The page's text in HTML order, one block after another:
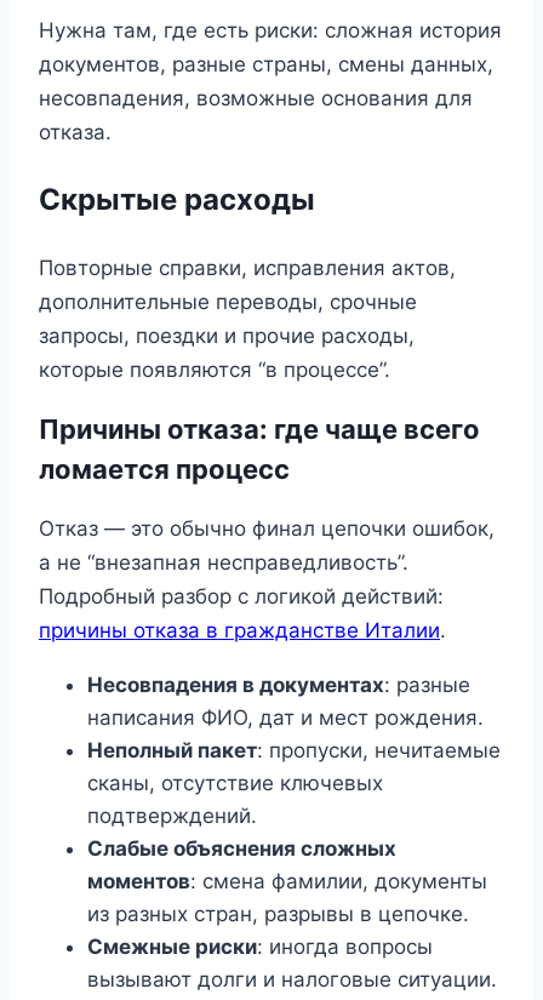
Нужна там, где есть риски: сложная история
документов, разные страны, смены данных,
несовпадения, возможные основания для
отказа.
Скрытые расходы
Повторные справки, исправления актов,
дополнительные переводы, срочные
запросы, поездки и прочие расходы,
которые появляются “в процессе”.
Причины отказа: где чаще всего
ломается процесс
Отказ — это обычно финал цепочки ошибок,
а не “внезапная несправедливость”.
Подробный разбор с логикой действий:
причины отказа в гражданстве Италии.
Несовпадения в документах: разные
написания ФИО, дат и мест рождения.
Неполный пакет: пропуски, нечитаемые
сканы, отсутствие ключевых
подтверждений.
Слабые объяснения сложных
моментов: смена фамилии, документы
из разных стран, разрывы в цепочке.
Смежные риски: иногда вопросы
вызывают долги и налоговые ситуации.